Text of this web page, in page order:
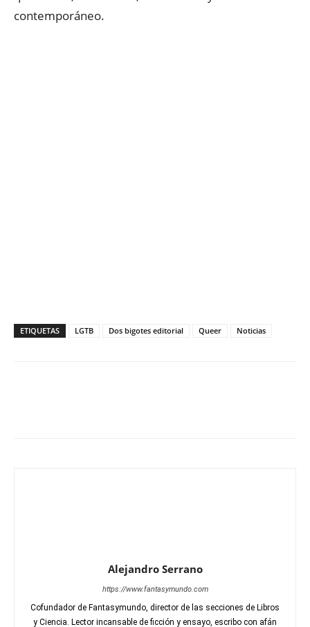
contemporáneo.
ETIQUETAS LGTB Dos bigotes editorial Queer Noticias
Alejandro Serrano
https://www.fantasymundo.com
Cofundador de Fantasymundo, director de las secciones de Libros
y Ciencia. Lector incansable de ficción y ensayo, escribo con afán